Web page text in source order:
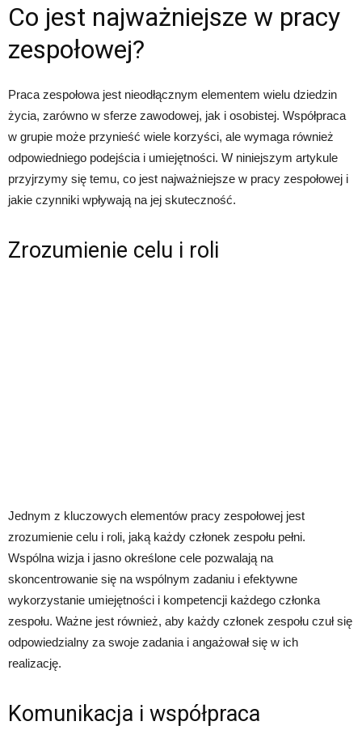
Co jest najważniejsze w pracy
zespołowej?
Praca zespołowa jest nieodłącznym elementem wielu dziedzin
życia, zarówno w sferze zawodowej, jak i osobistej. Współpraca
w grupie może przynieść wiele korzyści, ale wymaga również
odpowiedniego podejścia i umiejętności. W niniejszym artykule
przyjrzymy się temu, co jest najważniejsze w pracy zespołowej i
jakie czynniki wpływają na jej skuteczność.
Zrozumienie celu i roli
Jednym z kluczowych elementów pracy zespołowej jest
zrozumienie celu i roli, jaką każdy członek zespołu pełni.
Wspólna wizja i jasno określone cele pozwalają na
skoncentrowanie się na wspólnym zadaniu i efektywne
wykorzystanie umiejętności i kompetencji każdego członka
zespołu. Ważne jest również, aby każdy członek zespołu czuł się
odpowiedzialny za swoje zadania i angażował się w ich
realizację.
Komunikacja i współpraca